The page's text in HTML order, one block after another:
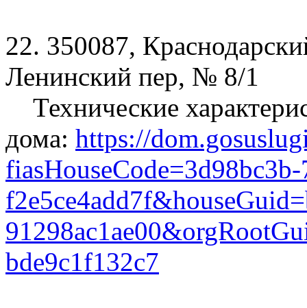
22. 350087,
Ленинский пер, № 8/1
Технические
дома: https://
bde9c1f132c7